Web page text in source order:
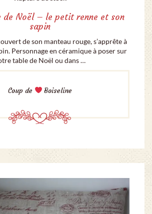
de Noël – le petit renne et son
sapin
de son manteau rouge, s’apprête à
Personnage en céramique à poser sur
table de Noël ou dans …
Coup de Boiseline